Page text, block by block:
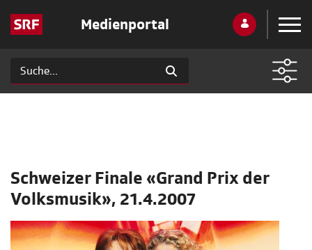
Medienportal
Schweizer Finale «Grand Prix der
Volksmusik», 21.4.2007